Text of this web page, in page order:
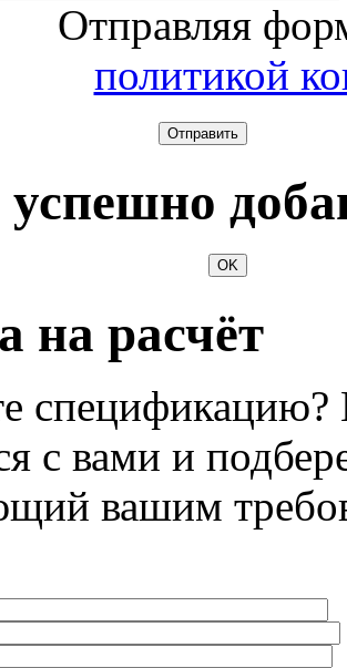
Отправляя
политикой
Отправить
OK
на расчёт
с вами и
вашим